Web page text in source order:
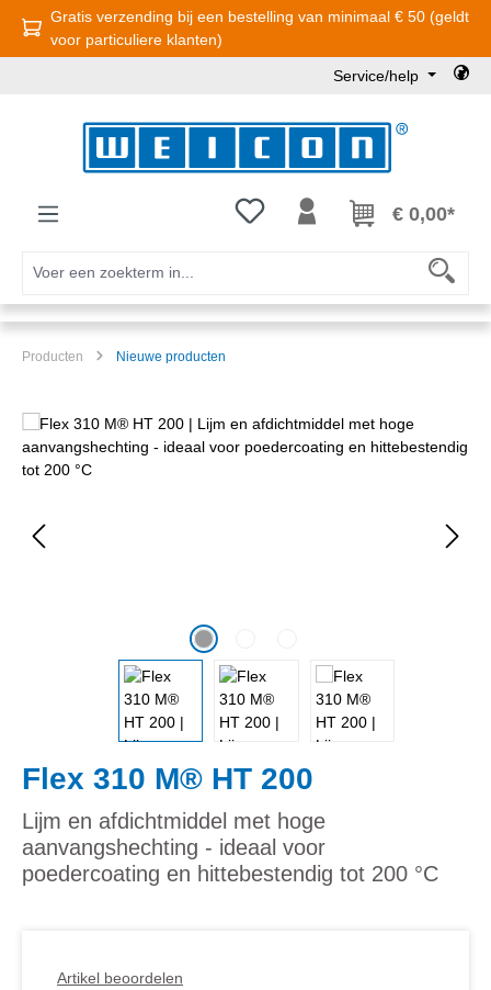
Ga naar de hoofdinhoud
Gratis verzending bij een bestelling van minimaal € 50 (geldt
voor particuliere klanten)
Service/help
Je hebt 0 items op je€ 0,00*
Producten Nieuwe producten
Afbeeldingengalerij overslaan
Flex 310 M® HT 200
Lijm en afdichtmiddel met hoge
aanvangshechting - ideaal voor
poedercoating en hittebestendig tot 200 °C
Artikel beoordelen